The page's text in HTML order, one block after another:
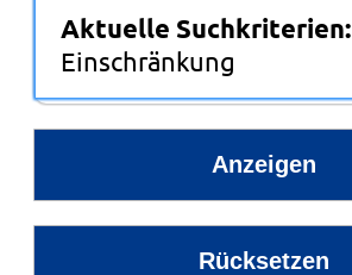
Aktuelle Suchkriterien:
Einschränkung
Anzeigen
Rücksetzen